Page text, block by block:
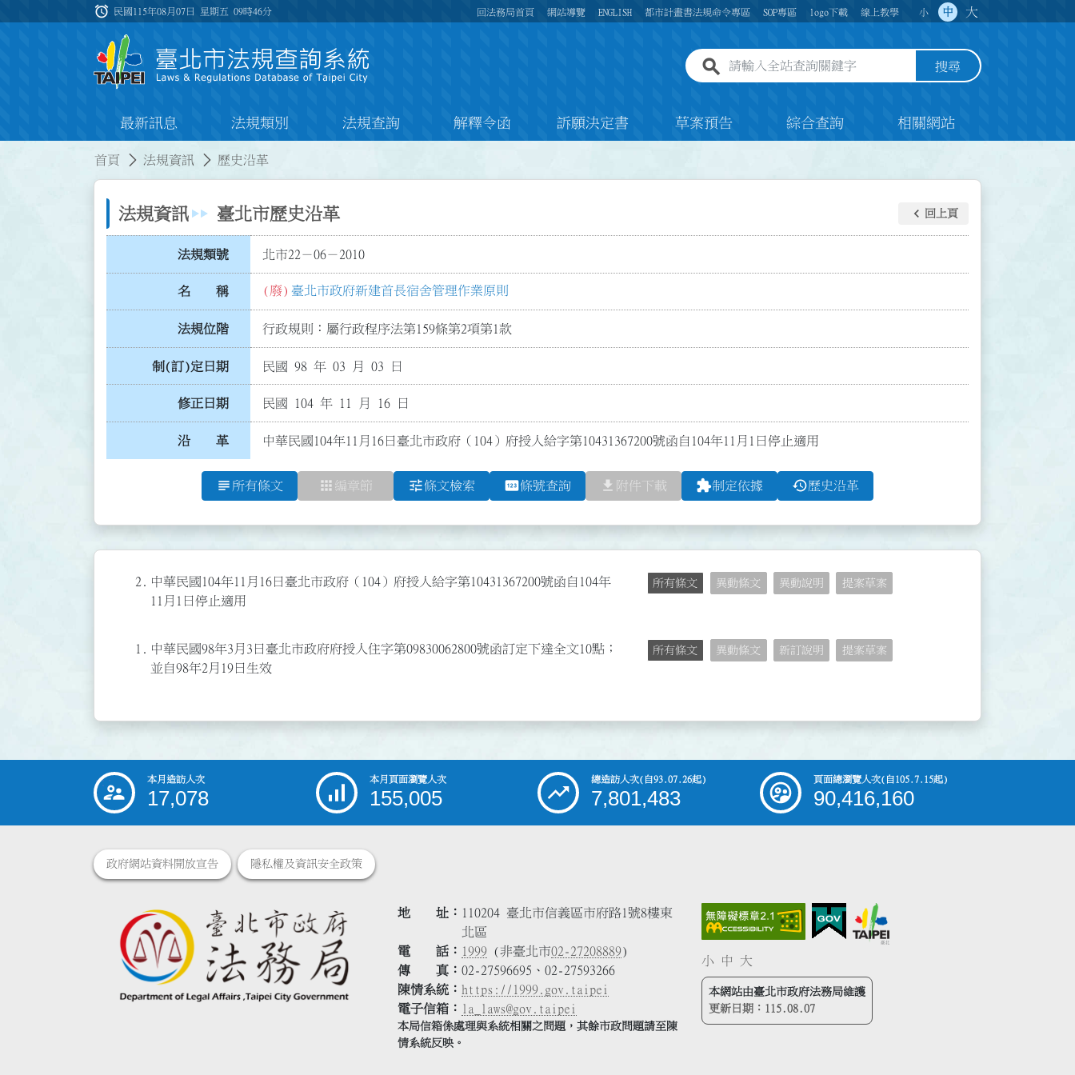
:::
alarm 民國115年08月07日 星期五09時46分 回法務局首頁 網站導覽 ENGLISH 都市計畫書法規命令專區 SOP專區 logo下載 線上教學 小 中 大
全站查詢關鍵字欄位 搜尋
最新訊息 法規類別 法規查詢 解釋令函 訴願決定書 草案預告 綜合查詢 相關網站
首頁 法規資訊 歷史沿革
法規資訊 臺北市歷史沿革 keyboard_arrow_left 回上頁
法規類號 北市22－06－2010
名 稱 (廢) 臺北市政府新建首長宿舍管理作業原則
法規位階 行政規則：屬行政程序法第159條第2項第1款
制(訂)定日期 民國 98 年 03 月 03 日
修正日期 民國 104 年 11 月 16 日
沿 革 中華民國104年11月16日臺北市政府（104）府授人給字第10431367200號函自104年11月1日停止適用
subject 所有條文 apps 編章節 tune條文檢索 pin條號查詢 file_download 附件下載 extension制定依據 history歷史沿革
2.
中華民國104年11月16日臺北市政府（104）府授人給字第10431367200號函自104年
11月1日停止適用
所有條文 異動條文 異動說明 提案草案
1.
中華民國98年3月3日臺北市政府府授人住字第09830062800號函訂定下達全文10點；
並自98年2月19日生效
所有條文 異動條文 新訂說明 提案草案
::: 本月造訪人次
17,078
本月頁面瀏覽人次
155,005
總造訪人次(自93.07.26起)
7,801,483
頁面總瀏覽人次(自105.7.15起)
90,416,160
政府網站資料開放宣告 隱私權及資訊安全政策
地 址
110204 臺北市信義區市府路1號8樓東
北區
電 話
1999 (非臺北市02-27208889)
傳 真
02-27596695、02-27593266
陳情系統
https://1999.gov.taipei
電子信箱
la_laws@gov.taipei
本局信箱係處理與系統相關之問題，其餘市政問題請至陳
情系統反映。
小 中 大
本網站由臺北市政府法務局維護
更新日期： 115.08.07